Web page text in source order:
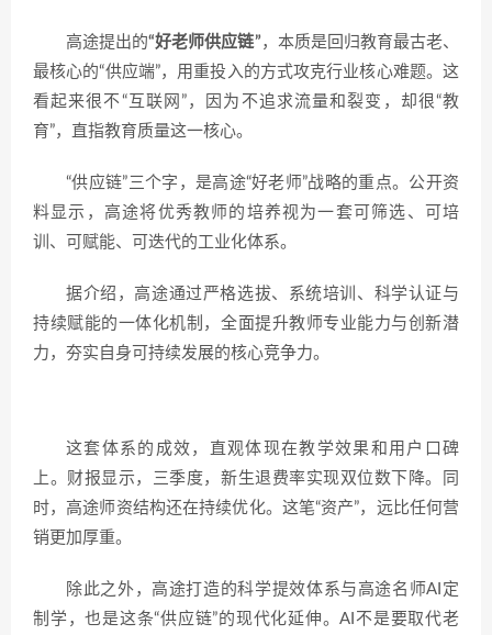
高途提出的“好老师供应链”，本质是回归教育最古老、
最核心的“供应端”，用重投入的方式攻克行业核心难题。这
看起来很不“互联网”，因为不追求流量和裂变，却很“教
育”，直指教育质量这一核心。
“供应链”三个字，是高途“好老师”战略的重点。公开资
料显示，高途将优秀教师的培养视为一套可筛选、可培
训、可赋能、可迭代的工业化体系。
据介绍，高途通过严格选拔、系统培训、科学认证与
持续赋能的一体化机制，全面提升教师专业能力与创新潜
力，夯实自身可持续发展的核心竞争力。
这套体系的成效，直观体现在教学效果和用户口碑
上。财报显示，三季度，新生退费率实现双位数下降。同
时，高途师资结构还在持续优化。这笔“资产”，远比任何营
销更加厚重。
除此之外，高途打造的科学提效体系与高途名师AI定
制学，也是这条“供应链”的现代化延伸。AI不是要取代老